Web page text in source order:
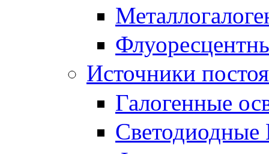
Источники
Галогенные
Светодиодные